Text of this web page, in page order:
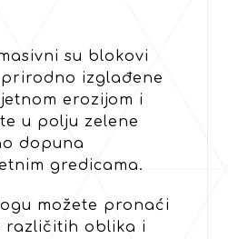
su blokovi
izglađene
erozijom i
u polju zelene
dopuna
gredicama.
možete pronaći
različitih oblika i